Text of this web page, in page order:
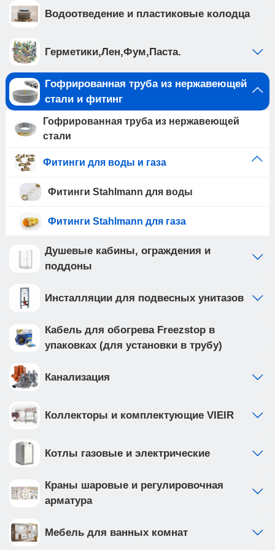
Водоотведение и пластиковые колодца
Герметики,Лен,Фум,Паста.
Гофрированная труба из нержавеющей
стали и фитинг
Гофрированная труба из нержавеющей
стали
Фитинги для воды и газа
Фитинги Stahlmann для воды
Фитинги Stahlmann для газа
Душевые кабины, ограждения и
поддоны
Инсталляции для подвесных унитазов
Кабель для обогрева Freezstop в
упаковках (для установки в трубу)
Канализация
Коллекторы и комплектующие VIEIR
Котлы газовые и электрические
Краны шаровые и регулировочная
арматура
Мебель для ванных комнат